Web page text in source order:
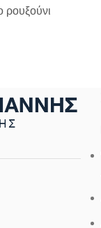
ρουξούνι